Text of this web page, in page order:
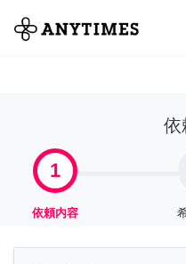
全て
依
1
依頼内容